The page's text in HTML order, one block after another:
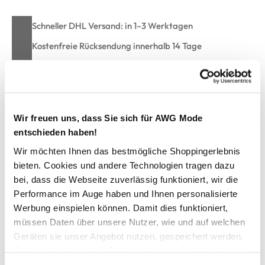
Wir freuen uns, dass Sie sich für AWG Mode
entschieden haben!
Wir möchten Ihnen das bestmögliche Shoppingerlebnis
bieten. Cookies und andere Technologien tragen dazu
bei, dass die Webseite zuverlässig funktioniert, wir die
Performance im Auge haben und Ihnen personalisierte
Werbung einspielen können. Damit dies funktioniert,
müssen Daten über unsere Nutzer, wie und auf welchen
Geräten sie unser Angebot nutzen, gespeichert werden.
Schneller DHL Versand: in 1–3 Werktagen
Kostenfreie Rücksendung innerhalb 14 Tage
Kostenlose Filiallieferung in Ihre Wunschfiliale
Zur Wunschliste hinzufügen
Herren Stricktroyer mit Zopfmuster
schöner Stricktroyer von Jim Spencer
hoher Stehkragen mit Reißverschluss und Zipper
vorne mit schönem Strickmuster
am linken Arm mit Gummipatch